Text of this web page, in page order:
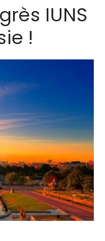
IUNS
!